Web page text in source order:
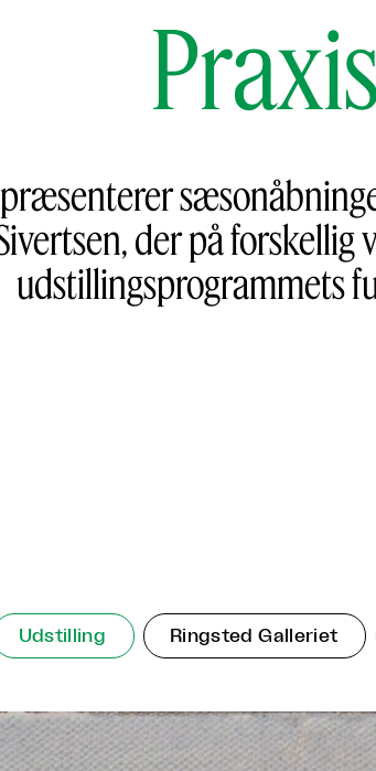
der på forskellig
udstillingsprogrammets
Udstilling Ringsted Galleriet